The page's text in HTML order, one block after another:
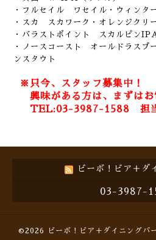
・フルセイル ワセイル・ウィンタ
・スカ スカワーク・オレンジクリ
・バラストポイント スカルピン
・ノースコースト オールドラスプ
ンスタウト
※只今、スタッフ募集中！
興味がある方は、まずはお
TEL:03-3987-1588 担当
ビーボ！ビア＋ダ
03-3987-
©2026 ビーボ！ビア＋ダイニングバ